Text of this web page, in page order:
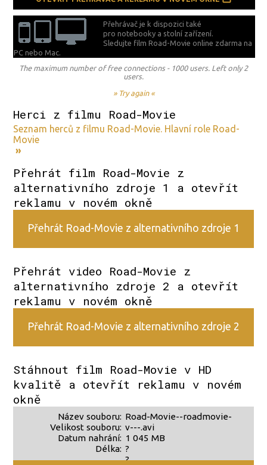
Přehrávač je k dispozici také
pro notebooky a stolní zařízení.
Sledujte film Road-Movie online zdarma na
PC nebo Mac.
The maximum number of free connections - 1000 users. Left only 2
users.
» Try again «
Herci z filmu Road-Movie
Seznam herců z filmu Road-Movie. Hlavní role Road-
Movie
»
Přehrát film Road-Movie z
alternativního zdroje 1 a otevřít
reklamu v novém okně
Přehrát Road-Movie z alternativního zdroje 1
Přehrát video Road-Movie z
alternativního zdroje 2 a otevřít
reklamu v novém okně
Přehrát Road-Movie z alternativního zdroje 2
Stáhnout film Road-Movie v HD
kvalitě a otevřít reklamu v novém
okně
Název souboru:
Velikost souboru:
Datum nahrání:
Délka:
Road-Movie--roadmovie-
v---.avi
1 045 MB
?
?